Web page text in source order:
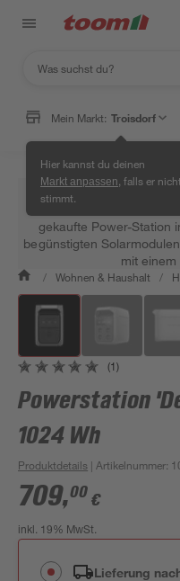
Mein Markt: Troisdorf
Hier kannst du deinen
Markt anpassen , falls er nicht
stimmt.
Zusätzlich 19
Wir erstatten dir die
gekaufte Power-Station
begünstigten
mit
/ Wohnen & Haushalt /
(1)
Powerstation
1024 Wh
Produktdetails | Artikelnummer:
709,00 €
inkl. 19% MwSt.
Lieferung